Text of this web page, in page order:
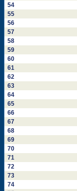
54
55
56
57
58
59
60
61
62
63
64
65
66
67
68
69
70
71
72
73
74